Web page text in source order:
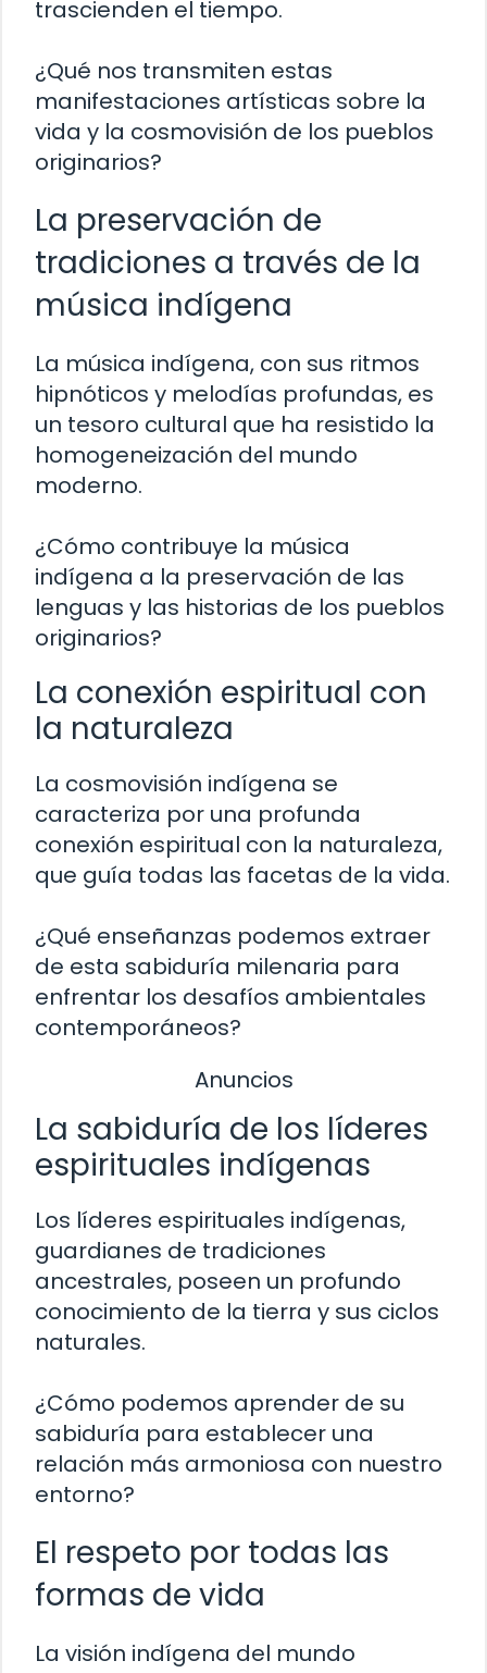
trascienden el tiempo.
¿Qué nos transmiten estas
manifestaciones artísticas sobre la
vida y la cosmovisión de los pueblos
originarios?
La preservación de
tradiciones a través de la
música indígena
La música indígena, con sus ritmos
hipnóticos y melodías profundas, es
un tesoro cultural que ha resistido la
homogeneización del mundo
moderno.
¿Cómo contribuye la música
indígena a la preservación de las
lenguas y las historias de los pueblos
originarios?
La conexión espiritual con
la naturaleza
La cosmovisión indígena se
caracteriza por una profunda
conexión espiritual con la naturaleza,
que guía todas las facetas de la vida.
¿Qué enseñanzas podemos extraer
de esta sabiduría milenaria para
enfrentar los desafíos ambientales
contemporáneos?
Anuncios
La sabiduría de los líderes
espirituales indígenas
Los líderes espirituales indígenas,
guardianes de tradiciones
ancestrales, poseen un profundo
conocimiento de la tierra y sus ciclos
naturales.
¿Cómo podemos aprender de su
sabiduría para establecer una
relación más armoniosa con nuestro
entorno?
El respeto por todas las
formas de vida
La visión indígena del mundo